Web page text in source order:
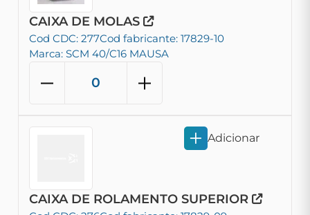
CAIXA DE MOLAS
Cod CDC: 277Cod fabricante: 17829-10
Marca: SCM 40/C16 MAUSA
CAIXA DE ROLAMENTO SUPERIOR
Adicionar